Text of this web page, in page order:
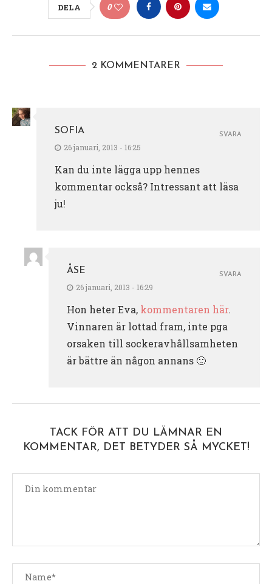
DELA 0
2 KOMMENTARER
SOFIA
26 januari, 2013 - 16:25
Kan du inte lägga upp hennes
kommentar också? Intressant att läsa
ju!
SVARA
ÅSE
26 januari, 2013 - 16:29
Hon heter Eva, kommentaren här.
Vinnaren är lottad fram, inte pga
orsaken till sockeravhållsamheten
är bättre än någon annans 🙂
SVARA
TACK FÖR ATT DU LÄMNAR EN
KOMMENTAR, DET BETYDER SÅ MYCKET!